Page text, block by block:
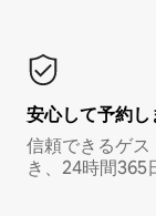
安心して予約し
信頼できるゲ
き、24時間365